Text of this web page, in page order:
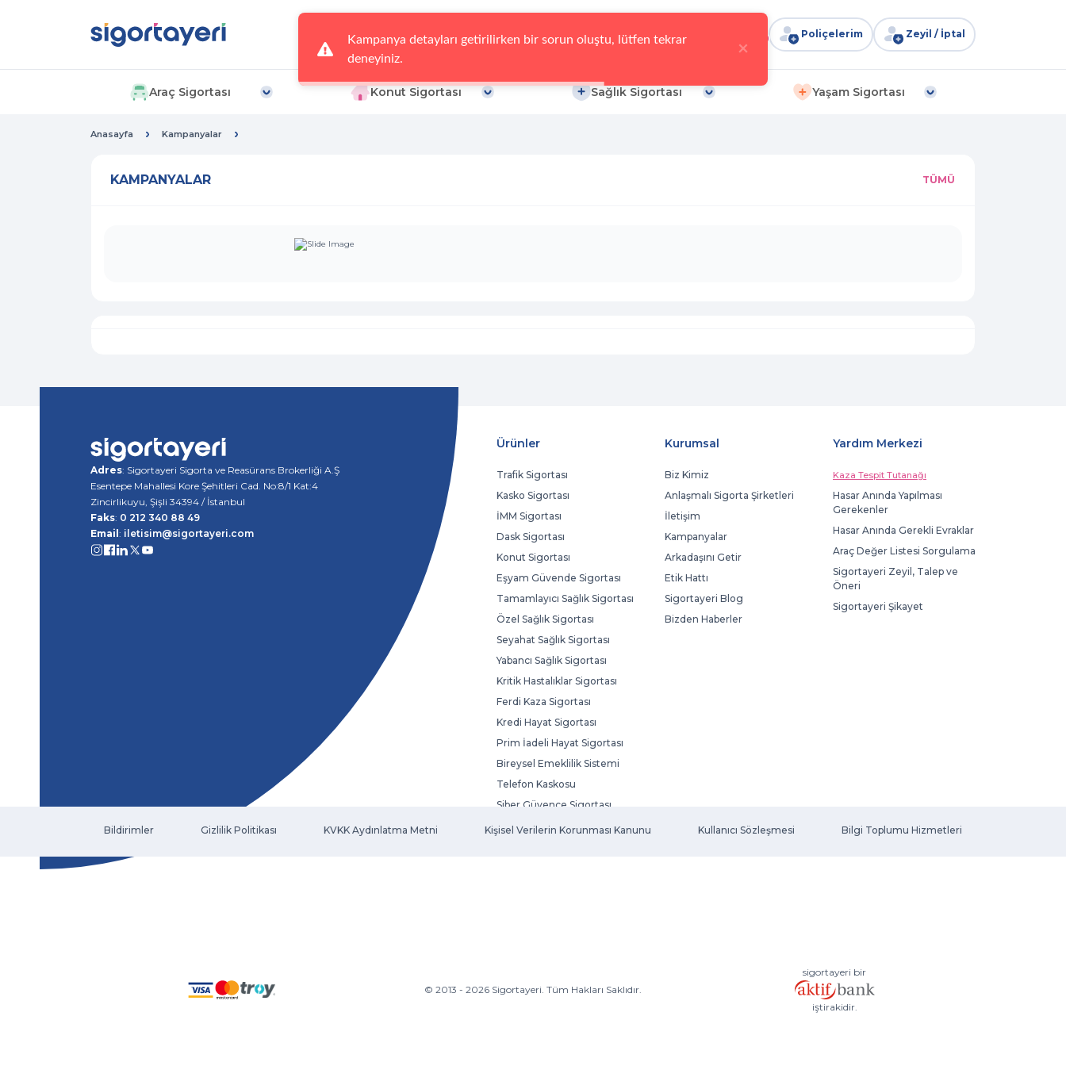
Poliçelerim Zeyil / İptal
Araç Sigortası Konut Sigortası Sağlık Sigortası Yaşam Sigortası
Anasayfa Kampanyalar
KAMPANYALAR TÜMÜ
Adres: Sigortayeri Sigorta ve Reasürans Brokerliği A.Ş
Esentepe Mahallesi Kore Şehitleri Cad. No:8/1 Kat:4
Zincirlikuyu, Şişli 34394 / İstanbul
Faks: 0 212 340 88 49
Email : iletisim@sigortayeri.com
Ürünler
Trafik Sigortası
Kasko Sigortası
İMM Sigortası
Dask Sigortası
Konut Sigortası
Eşyam Güvende Sigortası
Tamamlayıcı Sağlık Sigortası
Özel Sağlık Sigortası
Seyahat Sağlık Sigortası
Yabancı Sağlık Sigortası
Kritik Hastalıklar Sigortası
Ferdi Kaza Sigortası
Kredi Hayat Sigortası
Prim İadeli Hayat Sigortası
Bireysel Emeklilik Sistemi
Telefon Kaskosu
Siber Güvence Sigortası
Evcil Hayvan Sigortası
Kurumsal
Biz Kimiz
Anlaşmalı Sigorta Şirketleri
İletişim
Kampanyalar
Arkadaşını Getir
Etik Hattı
Sigortayeri Blog
Bizden Haberler
Yardım Merkezi
Kaza Tespit Tutanağı
Hasar Anında Yapılması
Gerekenler
Hasar Anında Gerekli Evraklar
Araç Değer Listesi Sorgulama
Sigortayeri Zeyil, Talep ve
Öneri
Sigortayeri Şikayet
Bildirimler Gizlilik Politikası KVKK Aydınlatma Metni Kişisel Verilerin Korunması Kanunu Kullanıcı Sözleşmesi Bilgi Toplumu Hizmetleri
© 2013 - 2026 Sigortayeri. Tüm Hakları Saklıdır.
sigortayeri bir
iştirakidir.
Kampanya detayları getirilirken bir sorun oluştu, lütfen tekrar
deneyiniz.
×